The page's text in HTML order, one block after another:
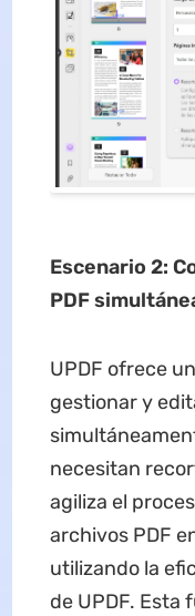
Escenario 2: C
PDFsi
UPDF ofrece
gestionar y
necesitan
agiliza el
archivos PDF
utilizando la
de UPDF. Esta